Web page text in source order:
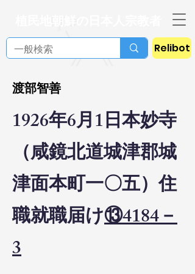
Relibot
渡部智善
1926年6月1日本妙寺
（咸鏡北道城津郡城
津面本町一〇五）住
職就職届け⑬4184－
3